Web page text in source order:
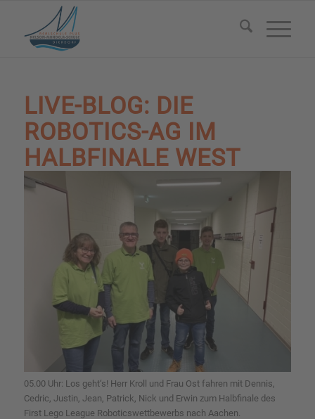
LIVE-BLOG: DIE
ROBOTICS-AG IM
HALBFINALE WEST
05.00 Uhr: Los geht‘s! Herr Kroll und Frau Ost fahren mit Dennis,
Cedric, Justin, Jean, Patrick, Nick und Erwin zum Halbfinale des
First Lego League Roboticswettbewerbs nach Aachen.